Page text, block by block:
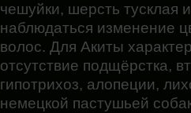
чешуйки, шерсть тусклая
наблюдаться изменение
волос. Для Акиты
отсутствие подщёрстка,
гипотрихоз, алопеции,
немецкой пастушьей